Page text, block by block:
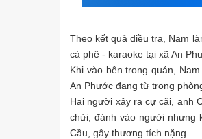
Theo kết quả điều tra, Nam
cà phê - karaoke tại xã An
Khi vào bên trong quán,
An Phước đang từ trong
Hai người xảy ra cự cãi, anh
chửi, đánh vào người nhưng
Cầu, gây thương tích nặng.